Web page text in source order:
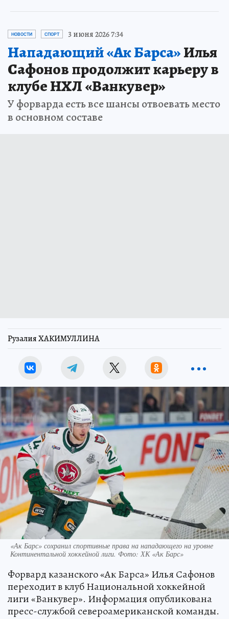
НОВОСТИ СПОРТ 3 июня 2026 7:34
Нападающий «Ак Барса»Илья
Сафонов продолжит карьеру в
клубе НХЛ «Ванкувер»
У форварда есть все шансы отвоевать место
в основном составе
Рузалия ХАКИМУЛЛИНА
«Ак Барс» сохранил спортивные права на нападающего на уровне
Континентальной хоккейной лиги. Фото: ХК «Ак Барс»
Форвард казанского «Ак Барса» Илья Сафонов
переходит в клуб Национальной хоккейной
лиги «Ванкувер». Информация опубликована
пресс-службой североамериканской команды.